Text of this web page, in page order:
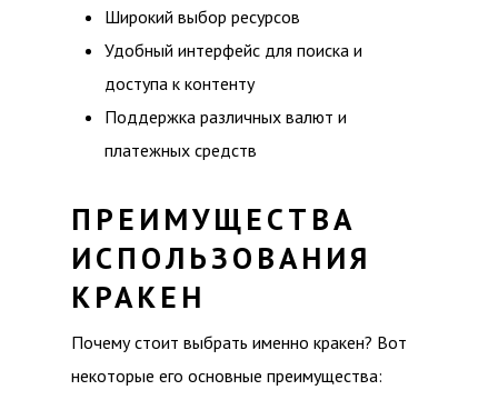
Широкий выбор ресурсов
Удобный интерфейс для поиска и
доступа к контенту
Поддержка различных валют и
платежных средств
ПРЕИМУЩЕСТВА
ИСПОЛЬЗОВАНИЯ
КРАКЕН
Почему стоит выбрать именно кракен? Вот
некоторые его основные преимущества: